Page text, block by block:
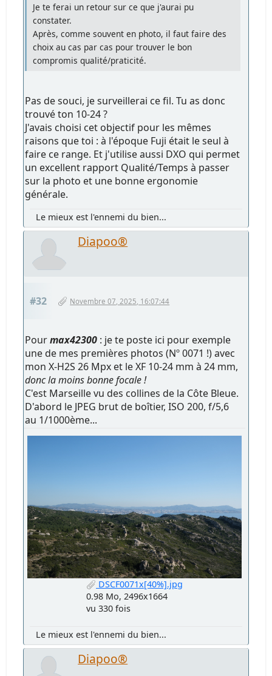
Je te ferai un retour sur ce que j'aurai pu
constater.
Après, comme souvent en photo, il faut faire des
choix au cas par cas pour trouver le bon
compromis qualité/praticité.
Pas de souci, je surveillerai ce fil. Tu as donc
trouvé ton 10-24 ?
J'avais choisi cet objectif pour les mêmes
raisons que toi : à l'époque Fuji était le seul à
faire ce range. Et j'utilise aussi DXO qui permet
un excellent rapport Qualité/Temps à passer
sur la photo et une bonne ergonomie
générale.
Le mieux est l'ennemi du bien...
Diapoo®
#32 Novembre 07, 2025, 16:07:44
Pourmax42300 : je te poste ici pour exemple
une de mes premières photos (Nº 0071 !) avec
mon X-H2S 26 Mpx et le XF 10-24 mm à 24 mm,
donc la moins bonne focale !
C'est Marseille vu des collines de la Côte Bleue.
D'abord le JPEG brut de boîtier, ISO 200, f/5,6
au 1/1000ème...
DSCF0071x[40%].jpg
0.98 Mo, 2496x1664
vu 330 fois
Le mieux est l'ennemi du bien...
Diapoo®